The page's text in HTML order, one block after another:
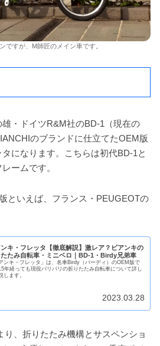
ですが、M師匠のメイン車です。
・ドイツR&M社のBD-1（現在の
のブランドに仕立てたOEM版
になります。こちらは初代BD-1と
ームです。
といえば、フランス・PEUGEOTの
ンキ・フレッタ【徹底解説】激レア？ビアンキの
たみ自転車・ミニベロ｜BD-1・Birdy兄弟車
アンキ・フレッタ」は、名車Birdy（バーディ）のOEM版で
年経っても現役バリバリの折りたたみ自転車について詳し
します。
2023.03.28
り、折りたたみ機構とサスペンショ